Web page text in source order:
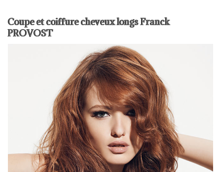
Coupe et coiffure cheveux longs Franck
PROVOST